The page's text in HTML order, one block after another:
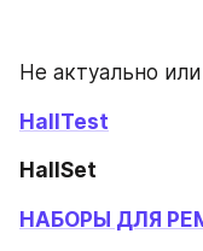
Не актуально
HallTest
HallSet
НАБОРЫ ДЛЯ